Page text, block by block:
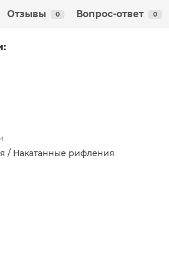
Отзывы 0 Вопрос-ответ 0
/ Накатанные рифления